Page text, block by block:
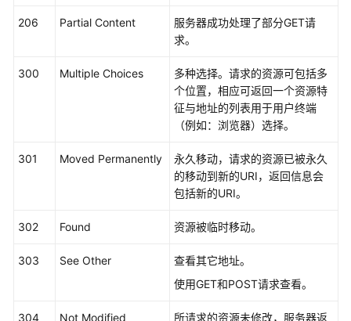
皮
API
SDK
常
问
故
206 Partial Content
服务器成功处理了部分GET请
求。
300 Multiple Choices
多种选择。请求的资源可包括多
个位置，相应可返回一个资源特
征与地址的列表用于用户终端
（例如：浏览器）选择。
301 Moved Permanently
永久移动，请求的资源已被永久
的移动到新的URI，返回信息会
包括新的URI。
302 Found 资源被临时移动。
303 See Other
查看其它地址。
使用GET和POST请求查看。
304 Not Modified 所请求的资源未修改，服务器返